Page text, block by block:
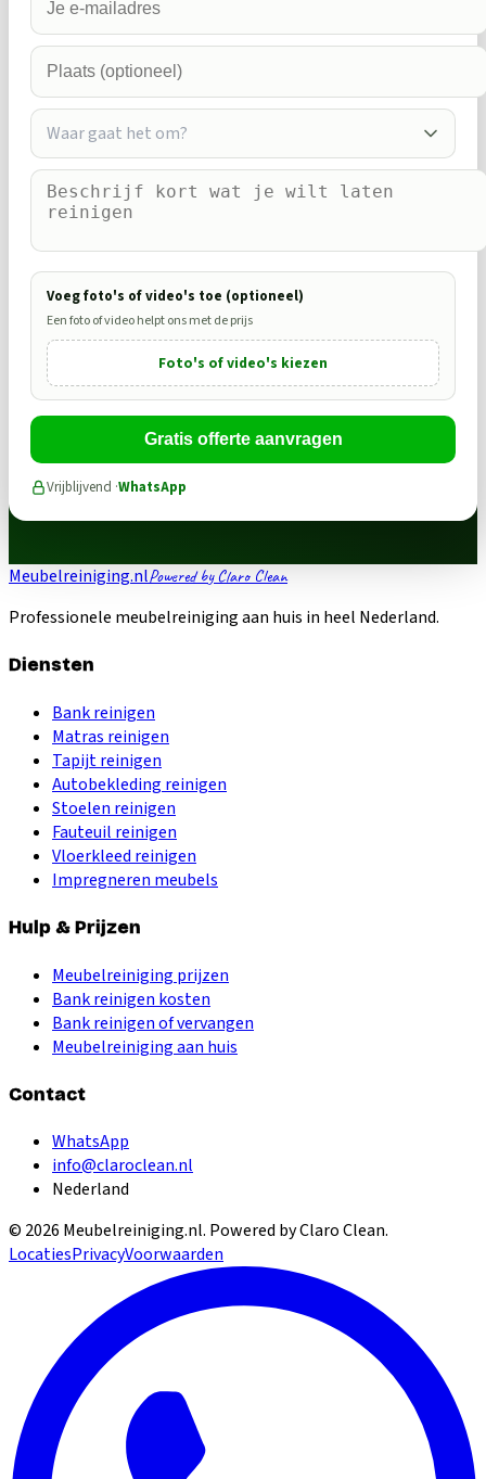
Waar gaat het om?
Voeg foto's of video's toe (optioneel)
Een foto of video helpt ons met de prijs
Foto's of video's kiezen
Gratis offerte aanvragen
Vrijblijvend ·WhatsApp
Meubelreiniging.nlPowered by Claro Clean
Professionele meubelreiniging aan huis in heel Nederland.
Diensten
Bank reinigen
Matras reinigen
Tapijt reinigen
Autobekleding reinigen
Stoelen reinigen
Fauteuil reinigen
Vloerkleed reinigen
Impregneren meubels
Hulp & Prijzen
Meubelreiniging prijzen
Bank reinigen kosten
Bank reinigen of vervangen
Meubelreiniging aan huis
Contact
WhatsApp
info@claroclean.nl
Nederland
© 2026 Meubelreiniging.nl. Powered by Claro Clean.
LocatiesPrivacyVoorwaarden